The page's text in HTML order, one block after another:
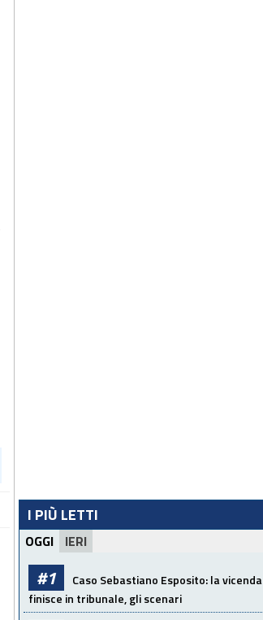
I PIÙ LETTI
OGGI IERI
#1
Caso Sebastiano Esposito: la vicenda
finisce in tribunale, gli scenari